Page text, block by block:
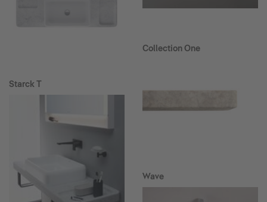
Starck T
Collection One
Wave